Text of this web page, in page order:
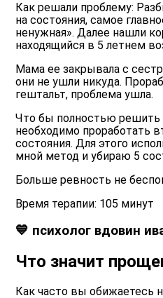
Как решали проблему:
на состояния, самое
ненужная». Далее нашли
находящийся в 5 летнем
Мама ее закрывала с
они не ушли никуда.
гештальт, проблема ушла.
Что бы полностью решить
необходимо проработать
состояния. Для этого
мной метод и убираю 5
Больше ревность не
Время терапии: 105 минут
💙 психолог вдовин
Что значит
Как часто вы обижаетесь